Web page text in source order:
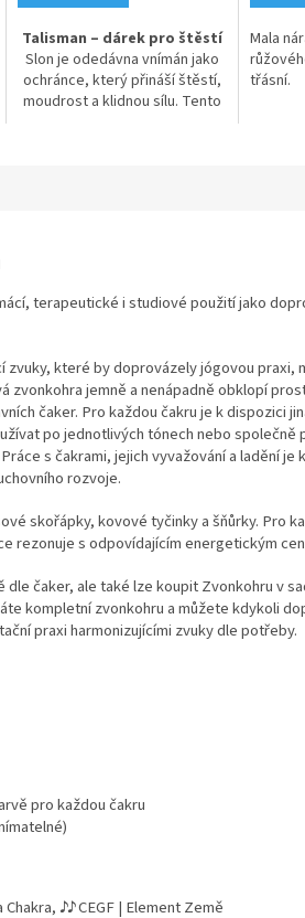
Talisman – dárek pro štěstí
Slon je odedávna vnímán jako
ochránce, který přináší štěstí,
moudrost a klidnou sílu. Tento
Mala
třásní.
terapeutické i studiové použití jako
zvuky, které by doprovázely jógovou praxi,
zvonkohra jemně a nenápadně obklopí
čaker. Pro každou čakru je k dispozici
po jednotlivých tónech nebo společně
Práce s čakrami, jejich vyvažování a ladění je
rozvoje.
skořápky, kovové tyčinky a šňůrky. Pro
rezonuje s odpovídajícím energetickým
čaker, ale také lze koupit Zvonkohru v
kompletní zvonkohru a můžete kdykoli
praxi harmonizujícími zvuky dle potřeby.
pro každou čakru
Chakra, ♪♪CEGF | Element Země